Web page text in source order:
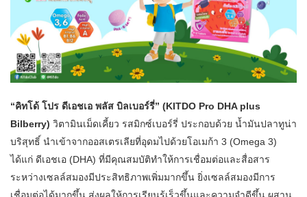
“คิทโด้ โปร ดีเอชเอ พลัส บิลเบอร์รี่” (KITDO Pro DHA plus
Bilberry) วิตามินเม็ดเคี้ยว รสมิกซ์เบอร์รี่ ประกอบด้วย น้ำมันปลาทูน่า
บริสุทธิ์ นำเข้าจากออสเตรเลียที่อุดมไปด้วยโอเมก้า 3 (Omega 3)
ได้แก่ ดีเอชเอ (DHA) ที่มีคุณสมบัติทำให้การเชื่อมต่อและสื่อสาร
ระหว่างเซลล์สมองมีประสิทธิภาพเพิ่มมากขึ้น ยิ่งเซลล์สมองมีการ